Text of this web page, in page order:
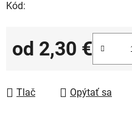
Kód:
od 2,30 €
Tlač Opýtať sa